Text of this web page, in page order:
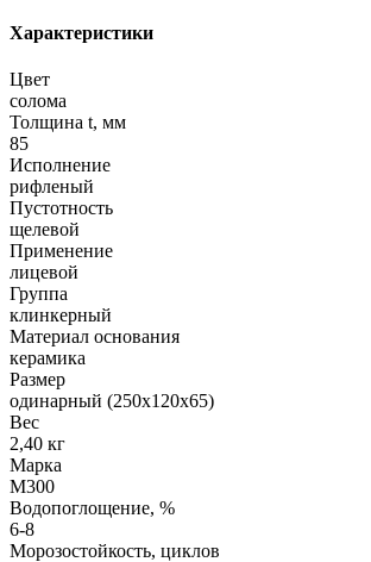
Характеристики
Цвет
солома
Толщина t, мм
85
Исполнение
рифленый
Пустотность
щелевой
Применение
лицевой
Группа
клинкерный
Материал основания
керамика
Размер
одинарный (250х120х65)
Вес
2,40 кг
Марка
М300
Водопоглощение, %
6-8
Морозостойкость, циклов